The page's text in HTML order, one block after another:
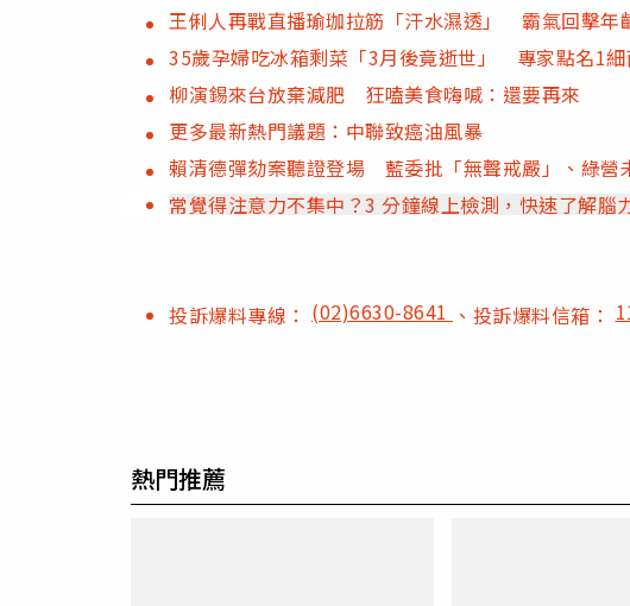
王俐人再戰直播瑜珈拉筋「汗水濕透」 霸氣回擊年
35歲孕婦吃冰箱剩菜「3月後竟逝世」 專家點名1細
柳演錫來台放棄減肥 狂嗑美食嗨喊：還要再來
更多最新熱門議題：中聯致癌油風暴
賴清德彈劾案聽證登場 藍委批「無聲戒嚴」、綠營
常覺得注意力不集中？3 分鐘線上檢測，快速了解腦
投訴爆料專線： (02)6630-8641 、投訴爆料信箱：
熱門推薦